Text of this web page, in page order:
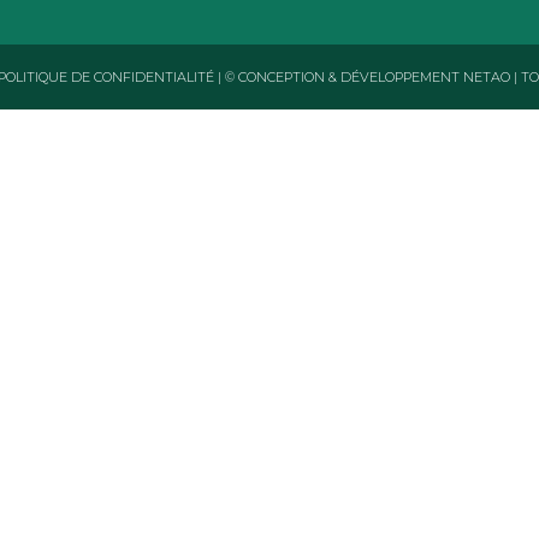
POLITIQUE DE CONFIDENTIALITÉ | © CONCEPTION & DÉVELOPPEMENT NETAO |